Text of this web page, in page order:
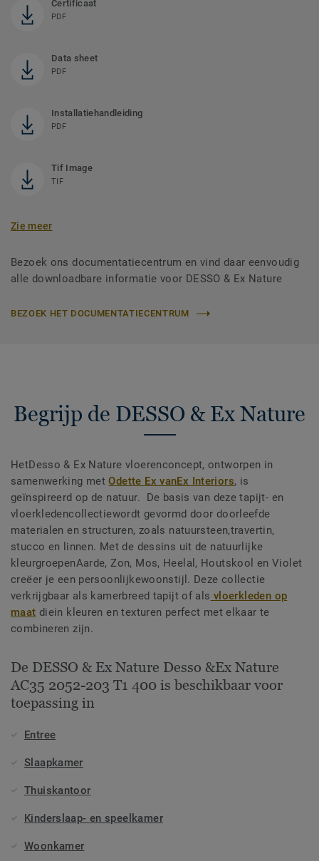
Certificaat
PDF
Data sheet
PDF
Installatiehandleiding
PDF
Tif Image
TIF
Zie meer
Bezoek ons documentatiecentrum en vind daar eenvoudig
alle downloadbare informatie voor DESSO & Ex Nature
BEZOEK HET DOCUMENTATIECENTRUM
Begrijp de DESSO & Ex Nature
HetDesso & Ex Nature vloerenconcept, ontworpen in
samenwerking metOdette Ex vanEx Interiors, is
geïnspireerd op de natuur. De basis van deze tapijt- en
vloerkledencollectiewordt gevormd door doorleefde
materialen en structuren, zoals natuursteen,travertin,
stucco en linnen. Met de dessins uit de natuurlijke
kleurgroepenAarde, Zon, Mos, Heelal, Houtskool en Violet
creëer je een persoonlijkewoonstijl. Deze collectie
verkrijgbaar als kamerbreed tapijt of als vloerkleden op
maat diein kleuren en texturen perfect met elkaar te
combineren zijn.
De DESSO & Ex Nature Desso &Ex Nature
AC35 2052-203 T1 400 is beschikbaar voor
toepassing in
Entree
Slaapkamer
Thuiskantoor
Kinderslaap- en speelkamer
Woonkamer